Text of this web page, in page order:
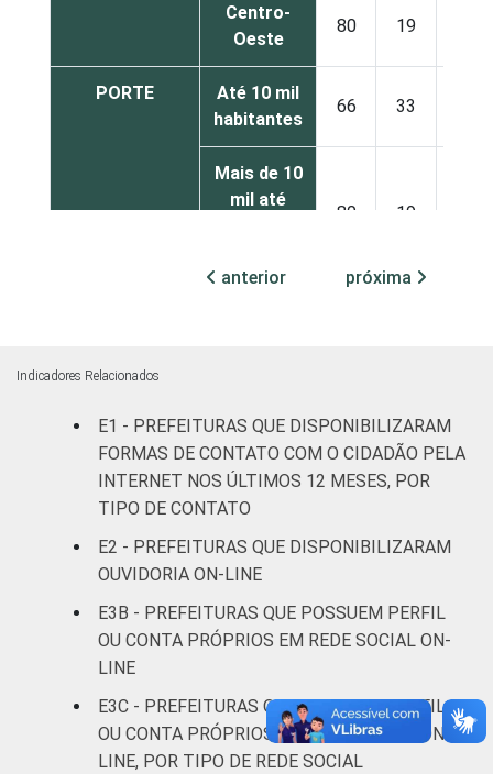
Centro-
Oeste
80 19
PORTE
Até 10 mil
habitantes
66 33
Mais de 10
mil até
80 19
Mais de
500 mil
habitantes
91 7
Fonte: CGI.br/NIC.br, Centro Regional de
Estudos para o Desenvolvimento da
Sociedade da Informação (Cetic.br),
informação e comunicação no setor público
brasileiro - TIC Governo Eletrônico 2019.
anterior próxima
Indicadores Relacionados
E1 - PREFEITURAS QUE DISPONIBILIZARAM
FORMAS DE CONTATO COM O CIDADÃO PELA
INTERNET NOS ÚLTIMOS 12 MESES, POR
TIPO DE CONTATO
E2 - PREFEITURAS QUE DISPONIBILIZARAM
OUVIDORIA ON-LINE
E3B - PREFEITURAS QUE POSSUEM PERFIL
OU CONTA PRÓPRIOS EM REDE SOCIAL ON-
LINE
E3C - PREFEITURAS QUE POSSUEM PERFIL
OU CONTA PRÓPRIOS EM REDE SOCIAL ON-
LINE, POR TIPO DE REDE SOCIAL